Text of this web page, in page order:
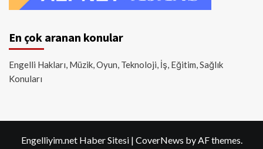
En çok aranan konular
Engelli Hakları, Müzik, Oyun, Teknoloji, İş, Eğitim, Sağlık
Konuları
Engelliyim.net Haber Sitesi | CoverNews by AF themes.